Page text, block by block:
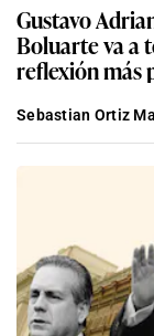
Gustavo
Boluarte va a
reflexión más
Sebastian Ortiz